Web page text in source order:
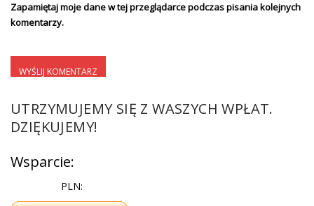
Zapamiętaj moje dane w tej przeglądarce podczas pisania kolejnych
komentarzy.
UTRZYMUJEMY SIĘ Z WASZYCH WPŁAT.
DZIĘKUJEMY!
Wsparcie:
PLN: